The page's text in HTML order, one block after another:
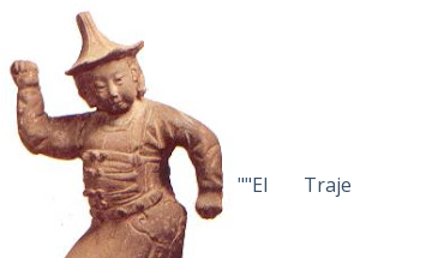
""El Traje